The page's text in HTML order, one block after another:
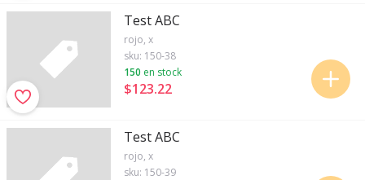
Test ABC
rojo, x
sku: 150-38
150 en stock
$123.22
Test ABC
rojo, x
sku: 150-39